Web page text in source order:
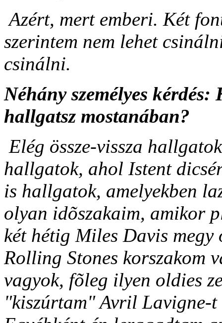
Azért, mert emberi. Két
szerintem nem lehet
csinálni.
Néhány személyes
hallgatsz mostanában?
Elég össze-vissza
hallgatok, ahol Istent
is hallgatok, amelyekben
olyan idõszakaim, amikor
két hétig Miles Davis
Rolling Stones korszakom
vagyok, fõleg ilyen oldies
"kiszúrtam" Avril Lavigne-t